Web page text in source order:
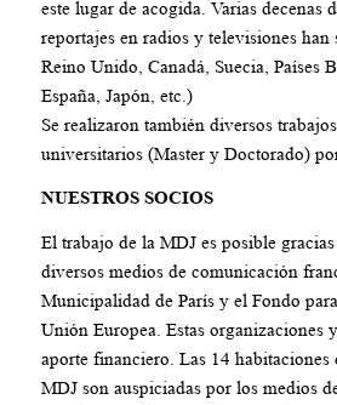
este lugar de acogida. Varias decenas
reportajes en radios y televisiones han
Reino Unido, Canadá, Suecia, Países
España, Japón, etc.)
Se realizaron también diversos
universitarios (Master y Doctorado)
NUESTROS SOCIOS
El trabajo de la MDJ es posible
diversos medios de comunicación
Municipalidad de París y el Fondo
Unión Europea. Estas organizaciones
aporte financiero. Las 14 habitaciones
MDJ son auspiciadas por los medios